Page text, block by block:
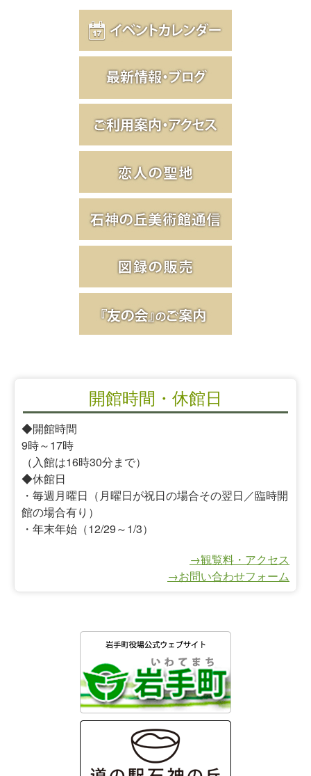
開館時間・休館日
◆開館時間
9時～17時
（入館は16時30分まで）
◆休館日
・毎週月曜日（月曜日が祝日の場合その翌日／臨時開
館の場合有り）
・年末年始（12/29～1/3）
→観覧料・アクセス
→お問い合わせフォーム